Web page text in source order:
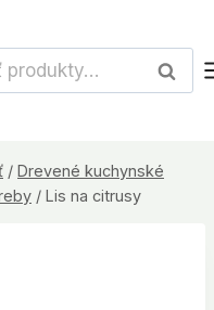
/ Drevené kuchynské
/ Lis na citrusy